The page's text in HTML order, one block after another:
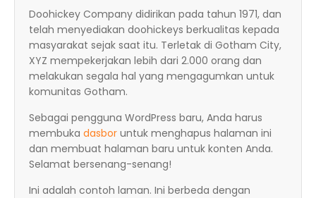
Doohickey Company didirikan pada tahun 1971, dan
telah menyediakan doohickeys berkualitas kepada
masyarakat sejak saat itu. Terletak di Gotham City,
XYZ mempekerjakan lebih dari 2.000 orang dan
melakukan segala hal yang mengagumkan untuk
komunitas Gotham.
Sebagai pengguna WordPress baru, Anda harus
membuka dasbor untuk menghapus halaman ini
dan membuat halaman baru untuk konten Anda.
Selamat bersenang-senang!
Ini adalah contoh laman. Ini berbeda dengan